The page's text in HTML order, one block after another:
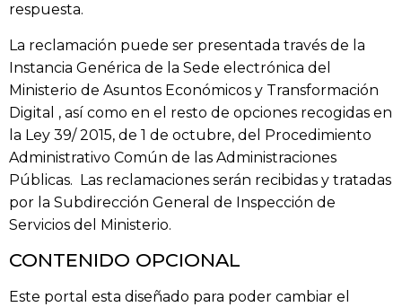
respuesta.
La reclamación puede ser presentada través de la
Instancia Genérica de la Sede electrónica del
Ministerio de Asuntos Económicos y Transformación
Digital , así como en el resto de opciones recogidas en
la Ley 39/ 2015, de 1 de octubre, del Procedimiento
Administrativo Común de las Administraciones
Públicas. Las reclamaciones serán recibidas y tratadas
por la Subdirección General de Inspección de
Servicios del Ministerio.
CONTENIDO OPCIONAL
Este portal esta diseñado para poder cambiar el